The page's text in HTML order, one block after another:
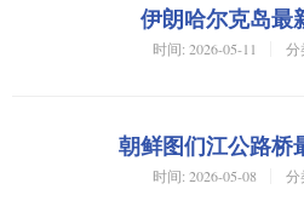
伊朗哈尔克岛最
时间: 2026-05-11 分
朝鲜图们江公路桥
时间: 2026-05-08 分